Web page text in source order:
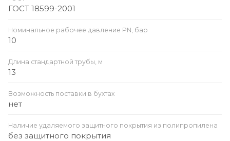
ГОСТ 18599-2001
Номинальное рабочее давление PN, бар
10
Длина стандартной трубы, м
13
Возможность поставки в бухтах
нет
Наличие удаляемого защитного покрытия из полипропилена
без защитного покрытия